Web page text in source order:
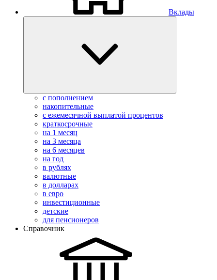
Вклады
с пополнением
накопительные
с ежемесячной выплатой процентов
краткосрочные
на 1 месяц
на 3 месяца
на 6 месяцев
на год
в рублях
валютные
в долларах
в евро
инвестиционные
детские
для пенсионеров
Справочник